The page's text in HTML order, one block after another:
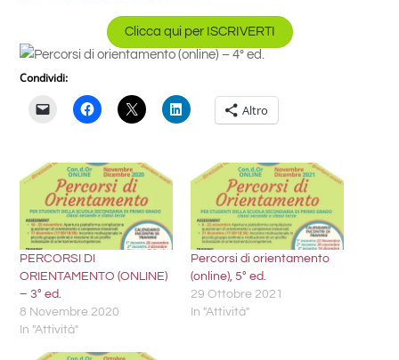
Clicca qui per ISCRIVERTI
Condividi:
Altro
PERCORSI DI
ORIENTAMENTO (ONLINE)
– 3° ed.
8 Novembre 2020
In "Attività"
Percorsi di orientamento
(online), 5° ed.
29 Ottobre 2021
In "Attività"